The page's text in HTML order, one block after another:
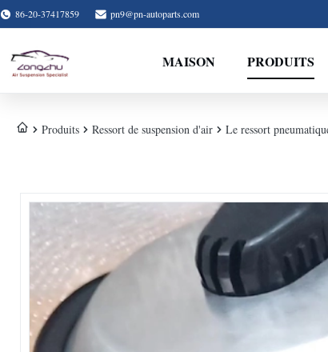
86-20-37417859 pn9@pn-autoparts.com
MAISON PRODUITS
Produits Ressort de suspension d'air Le ressort